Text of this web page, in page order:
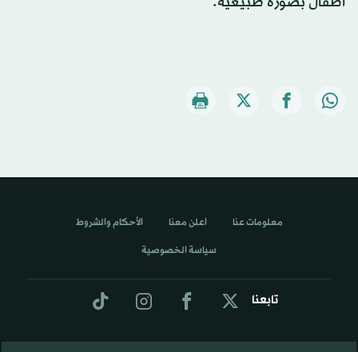
تابعنا
معلومات عنا اعلن معنا الأحكام والشروط
سياسة الخصوصية